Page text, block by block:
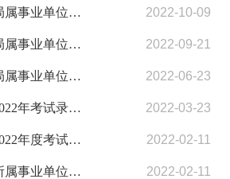
北京市应急管理局局属事业单位2022年秋季面向社会公开招聘工作人员笔试公告 2022-10-09
北京市应急管理局局属事业单位2022年秋季面向社会公开招聘工作人员公告 2022-09-21
北京市应急管理局局属事业单位2022年面向社会公开招聘工作人员笔试成绩及面试公告 2022-06-23
北京市应急管理局2022年考试录用公务员部分职位拟录用人员公示 2022-03-23
北京市应急管理局2022年度考试录用公务员面试及专业能力测试公告 2022-02-11
北京市应急管理局所属事业单位参加2021年度驻京部队随军家属专场招聘综合测试公告 2022-02-11